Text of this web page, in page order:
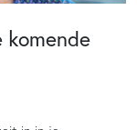
komende